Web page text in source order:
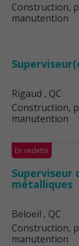
Construction,
manutention
Rigaud , QC
Construction,
manutention
En vedette
Superviseur
métalliques
Beloeil , QC
Construction,
manutention